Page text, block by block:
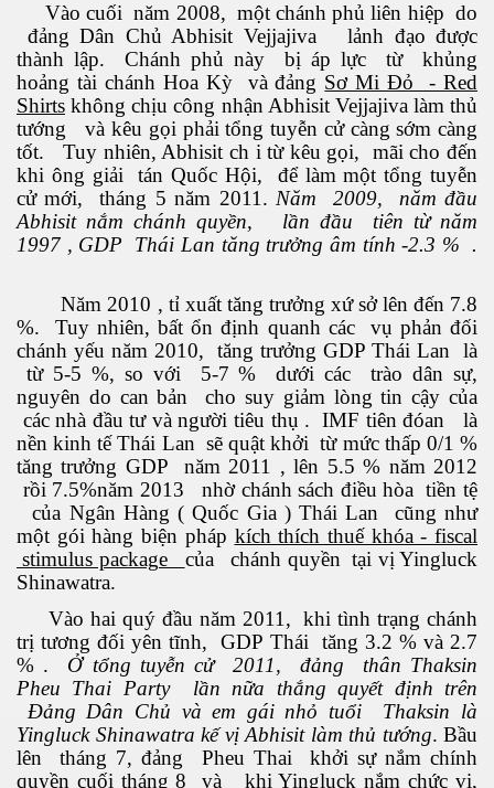
Vào cuối năm 2008, một chánh phủ liên hiệp do
đảng Dân Chủ Abhisit Vejjajiva lảnh đạo được
thành lập. Chánh phủ này bị áp lực từ khủng
hoảng tài chánh Hoa Kỳ và đảng Sơ Mi Đỏ - Red
Shirts không chịu công nhận Abhisit Vejjajiva làm thủ
tướng và kêu gọi phải tổng tuyễn cử càng sớm càng
tốt. Tuy nhiên, Abhisit ch i từ kêu gọi, mãi cho đến
khi ông giải tán Quốc Hội, để làm một tổng tuyễn
cử mới, tháng 5 năm 2011. Năm 2009, năm đầu
Abhisit nắm chánh quyền, lần đầu tiên từ năm
1997 , GDP Thái Lan tăng trưởng âm tính -2.3 % .
Năm 2010 , tỉ xuất tăng trưởng xứ sở lên đến 7.8
%. Tuy nhiên, bất ổn định quanh các vụ phản đối
chánh yếu năm 2010, tăng trưởng GDP Thái Lan là
từ 5-5 %, so với 5-7 % dưới các trào dân sự,
nguyên do can bản cho suy giảm lòng tin cậy của
các nhà đầu tư và người tiêu thụ . IMF tiên đóan là
nền kinh tế Thái Lan sẽ quật khởi từ mức thấp 0/1 %
tăng trưởng GDP năm 2011 , lên 5.5 % năm 2012
rồi 7.5%năm 2013 nhờ chánh sách điều hòa tiền tệ
của Ngân Hàng ( Quốc Gia ) Thái Lan cũng như
một gói hàng biện pháp kích thích thuế khóa - fiscal
stimulus package của chánh quyền tại vị Yingluck
Shinawatra.
Vào hai quý đầu năm 2011, khi tình trạng chánh
trị tương đối yên tĩnh, GDP Thái tăng 3.2 % và 2.7
% . Ở tổng tuyễn cử 2011, đảng thân Thaksin
Pheu Thai Party lần nữa thắng quyết định trên
Đảng Dân Chủ và em gái nhỏ tuổi Thaksin là
Yingluck Shinawatra kế vị Abhisit làm thủ tướng. Bầu
lên tháng 7, đảng Pheu Thai khởi sự nắm chính
quyền cuối tháng 8 và khi Yingluck nắm chức vị,
nghệ thực phẩm
tại và tương lai